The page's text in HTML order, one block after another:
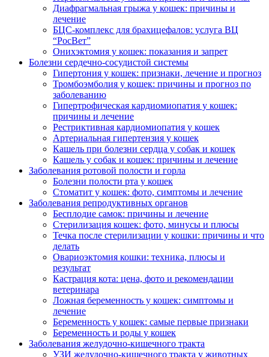
Диафрагмальная грыжа у кошек: причины и
лечение
БЦС-комплекс для брахицефалов: услуга ВЦ
“РосВет”
Онихэктомия у кошек: показания и запрет
Болезни сердечно-сосудистой системы
Гипертония у кошек: признаки, лечение и прогноз
Тромбоэмболия у кошек: причины и прогноз по
заболеванию
Гипертрофическая кардиомиопатия у кошек:
причины и лечение
Рестриктивная кардиомиопатия у кошек
Артериальная гипертензия у кошек
Кашель при болезни сердца у собак и кошек
Кашель у собак и кошек: причины и лечение
Заболевания ротовой полости и горла
Болезни полости рта у кошек
Стоматит у кошек: фото, симптомы и лечение
Заболевания репродуктивных органов
Бесплодие самок: причины и лечение
Стерилизация кошек: фото, минусы и плюсы
Течка после стерилизации у кошки: причины и что
делать
Овариоэктомия кошки: техника, плюсы и
результат
Кастрация кота: цена, фото и рекомендации
ветеринара
Ложная беременность у кошек: симптомы и
лечение
Беременность у кошек: самые первые признаки
Беременность и роды у кошек
Заболевания желудочно-кишечного тракта
УЗИ желудочно-кишечного тракта у животных